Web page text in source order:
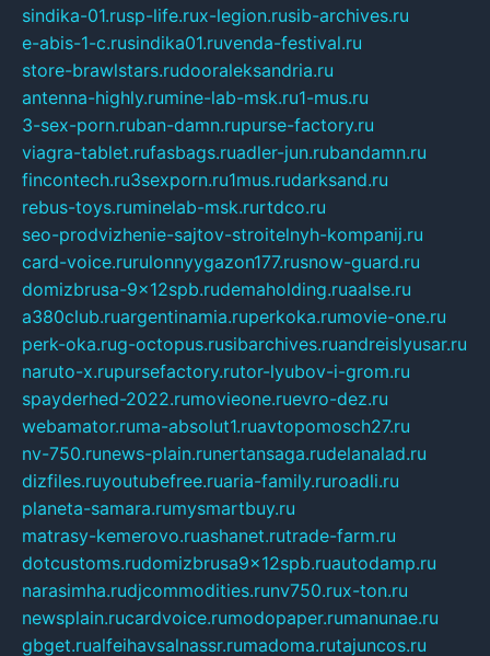
sindika-01.rusp-life.rux-legion.rusib-archives.ru
e-abis-1-c.rusindika01.ruvenda-festival.ru
store-brawlstars.rudooraleksandria.ru
antenna-highly.rumine-lab-msk.ru1-mus.ru
3-sex-porn.ruban-damn.rupurse-factory.ru
viagra-tablet.rufasbags.ruadler-jun.rubandamn.ru
fincontech.ru3sexporn.ru1mus.rudarksand.ru
rebus-toys.ruminelab-msk.rurtdco.ru
seo-prodvizhenie-sajtov-stroitelnyh-kompanij.ru
card-voice.rurulonnyygazon177.rusnow-guard.ru
domizbrusa-9x12spb.rudemaholding.ruaalse.ru
a380club.ruargentinamia.ruperkoka.rumovie-one.ru
perk-oka.rug-octopus.rusibarchives.ruandreislyusar.ru
naruto-x.rupursefactory.rutor-lyubov-i-grom.ru
spayderhed-2022.rumovieone.ruevro-dez.ru
webamator.ruma-absolut1.ruavtopomosch27.ru
nv-750.runews-plain.runertansaga.rudelanalad.ru
dizfiles.ruyoutubefree.ruaria-family.ruroadli.ru
planeta-samara.rumysmartbuy.ru
matrasy-kemerovo.ruashanet.rutrade-farm.ru
dotcustoms.rudomizbrusa9x12spb.ruautodamp.ru
narasimha.rudjcommodities.runv750.rux-ton.ru
newsplain.rucardvoice.rumodopaper.rumanunae.ru
gbget.rualfeihavsalnassr.rumadoma.rutajuncos.ru